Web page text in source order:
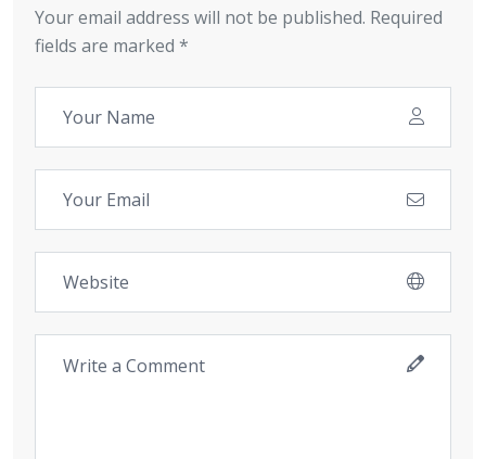
Your email address will not be published. Required
fields are marked *